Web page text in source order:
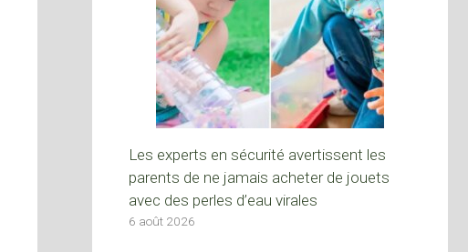
Les experts en sécurité avertissent les
parents de ne jamais acheter de jouets
avec des perles d’eau virales
6 août 2026